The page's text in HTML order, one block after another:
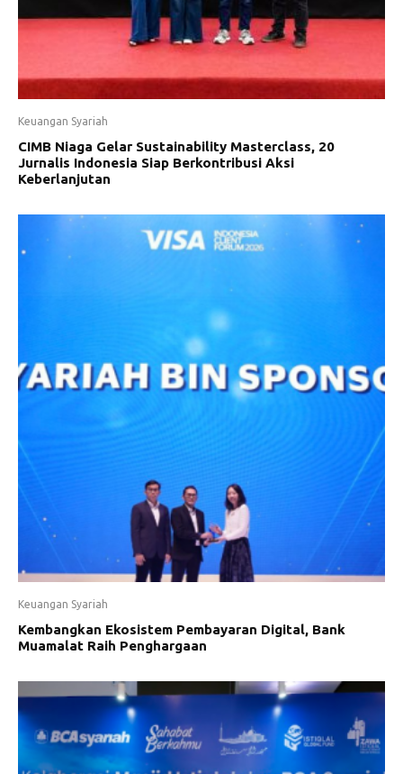
Keuangan Syariah
CIMB Niaga Gelar Sustainability Masterclass, 20
Jurnalis Indonesia Siap Berkontribusi Aksi
Keberlanjutan
Keuangan Syariah
Kembangkan Ekosistem Pembayaran Digital, Bank
Muamalat Raih Penghargaan